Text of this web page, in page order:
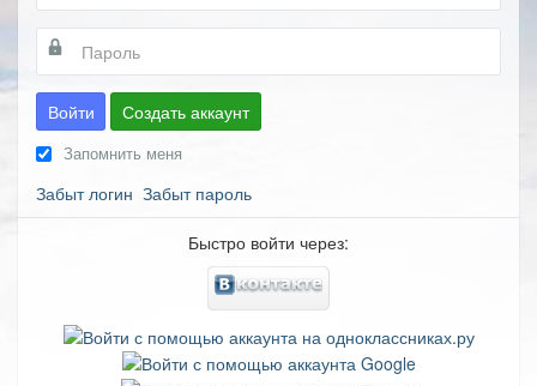
Войти Создать аккаунт
Запомнить меня
Забыт логин Забыт пароль
Быстро войти через: